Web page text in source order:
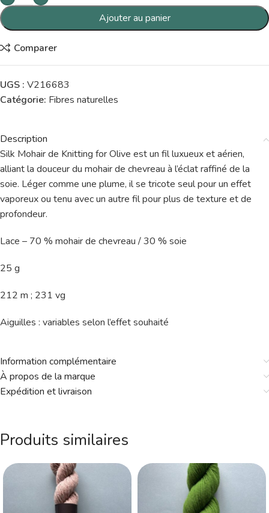
Ajouter au panier
Comparer
UGS : V216683
Catégorie: Fibres naturelles
Description
Silk Mohair de Knitting for Olive est un fil luxueux et aérien,
alliant la douceur du mohair de chevreau à l’éclat raffiné de la
soie. Léger comme une plume, il se tricote seul pour un effet
vaporeux ou tenu avec un autre fil pour plus de texture et de
profondeur.
Lace – 70 % mohair de chevreau / 30 % soie
25 g
212 m ; 231 vg
Aiguilles : variables selon l’effet souhaité
Information complémentaire
À propos de la marque
Expédition et livraison
Produits similaires